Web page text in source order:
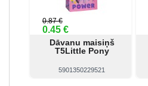
0.87 €
0.45 €
Dāvanu maisiņš
T5Little Pony
5901350229521